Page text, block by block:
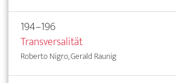
194–196
Transversalität
Roberto Nigro, Gerald Raunig